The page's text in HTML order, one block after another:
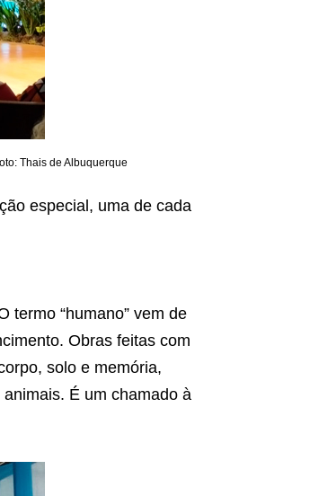
Thais de Albuquerque
especial, uma de cada
termo “humano” vem de
Obras feitas com
solo e memória,
É um chamado à